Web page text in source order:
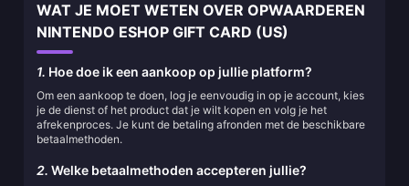
WAT JE MOET WETEN OVER OPWAARDEREN
NINTENDO ESHOP GIFT CARD (US)
1. Hoe doe ik een aankoop op jullie platform?
Om een aankoop te doen, log je eenvoudig in op je account, kies
je de dienst of het product dat je wilt kopen en volg je het
afrekenproces. Je kunt de betaling afronden met de beschikbare
betaalmethoden.
2. Welke betaalmethoden accepteren jullie?